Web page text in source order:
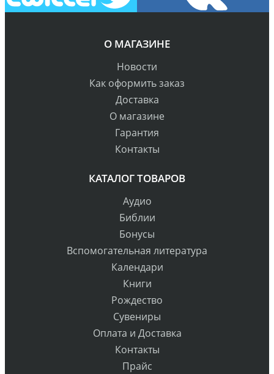
О МАГАЗИНЕ
Новости
Как оформить заказ
Доставка
О магазине
Гарантия
Контакты
КАТАЛОГ ТОВАРОВ
Аудио
Библии
Бонусы
Вспомогательная литература
Календари
Книги
Рождество
Сувениры
Оплата и Доставка
Контакты
Прайс